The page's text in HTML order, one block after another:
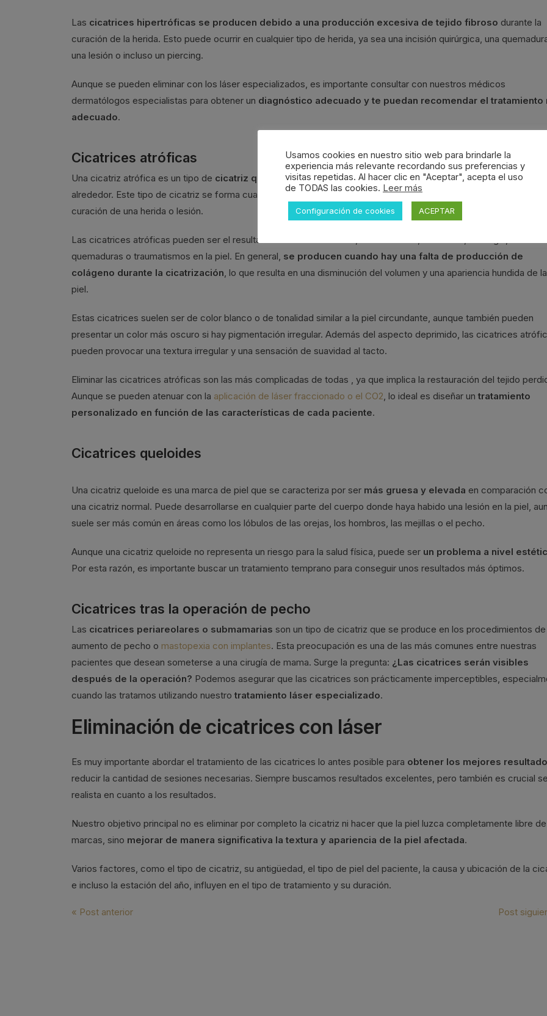
Las cicatrices hipertróficas se producen debido a una producción excesiva de tejido fibroso durante la
curación de la herida. Esto puede ocurrir en cualquier tipo de herida, ya sea una incisión quirúrgica, una
una lesión o incluso un piercing.
Aunque se pueden eliminar con los láser especializados, es importante consultar con nuestros médicos
dermatólogos especialistas para obtener un diagnóstico adecuado y te puedan recomendar el tratamiento
adecuado.
Cicatrices atróficas
Una cicatriz atrófica es un tipo de cicatriz que se caracteriza por estar hundida en comparación con la piel
alrededor. Este tipo de cicatriz se forma cuando hay una pérdida de tejido en el área afectada durante el proceso
curación de una herida o lesión.
Las cicatrices atróficas pueden ser el resultado de diversas causas, como el
quemaduras o traumatismos en la piel. En general, se producen cuando hay una falta de producción de
colágeno durante la cicatrización, lo que resulta en una disminución del volumen y una apariencia hundida de la
piel.
Estas cicatrices suelen ser de color blanco o de tonalidad similar a la piel circundante, aunque también pueden
presentar un color más oscuro si hay pigmentación irregular. Además del aspecto deprimido, las cicatrices
pueden provocar una textura irregular y una sensación de suavidad al tacto.
Eliminar las cicatrices atróficas son las más complicadas de todas , ya que implica la restauración del tejido
Aunque se pueden atenuar con la aplicación de láser fraccionado o el CO2, lo ideal es diseñar un tratamiento
personalizado en función de las características de cada paciente.
Cicatrices queloides
Una cicatriz queloide es una marca de piel que se caracteriza por ser más gruesa y elevada en comparación
una cicatriz normal. Puede desarrollarse en cualquier parte del cuerpo donde haya habido una lesión en la piel,
suele ser más común en áreas como los lóbulos de las orejas, los hombros, las mejillas o el pecho.
Aunque una cicatriz queloide no representa un riesgo para la salud física, puede ser un problema a nivel
Por esta razón, es importante buscar un tratamiento temprano para conseguir unos resultados más óptimos.
Cicatrices tras la operación de pecho
Las cicatrices periareolares o submamarias son un tipo de cicatriz que se produce en los procedimientos de
aumento de pecho o mastopexia con implantes. Esta preocupación es una de las más comunes entre nuestras
pacientes que desean someterse a una cirugía de mama. Surge la pregunta: ¿Las cicatrices serán visibles
después de la operación? Podemos asegurar que las cicatrices son prácticamente imperceptibles,
cuando las tratamos utilizando nuestro tratamiento láser especializado.
Eliminación de cicatrices con láser
Es muy importante abordar el tratamiento de las cicatrices lo antes posible para obtener los mejores
reducir la cantidad de sesiones necesarias. Siempre buscamos resultados excelentes, pero también es crucial
realista en cuanto a los resultados.
Nuestro objetivo principal no es eliminar por completo la cicatriz ni hacer que la piel luzca completamente libre de
marcas, sino mejorar de manera significativa la textura y apariencia de la piel afectada.
Varios factores, como el tipo de cicatriz, su antigüedad, el tipo de piel del paciente, la causa y ubicación de la
e incluso la estación del año, influyen en el tipo de tratamiento y su duración.
Navegación
« Post anterior Post
Usamos cookies en nuestro sitio web para brindarle la
experiencia más relevante recordando sus preferencias y
visitas repetidas. Al hacer clic en "Aceptar", acepta el uso
de TODAS las cookies. Leer más
Configuración de cookies ACEPTAR